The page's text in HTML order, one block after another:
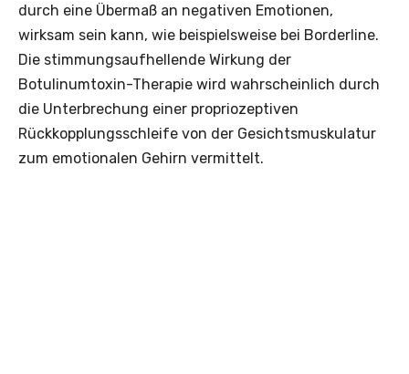
durch eine Übermaß an negativen Emotionen,
wirksam sein kann, wie beispielsweise bei Borderline.
Die stimmungsaufhellende Wirkung der
Botulinumtoxin-Therapie wird wahrscheinlich durch
die Unterbrechung einer propriozeptiven
Rückkopplungsschleife von der Gesichtsmuskulatur
zum emotionalen Gehirn vermittelt.